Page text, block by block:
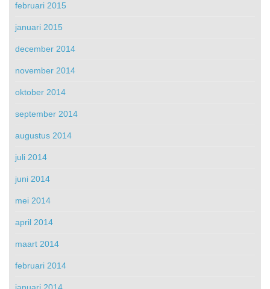
februari 2015
januari 2015
december 2014
november 2014
oktober 2014
september 2014
augustus 2014
juli 2014
juni 2014
mei 2014
april 2014
maart 2014
februari 2014